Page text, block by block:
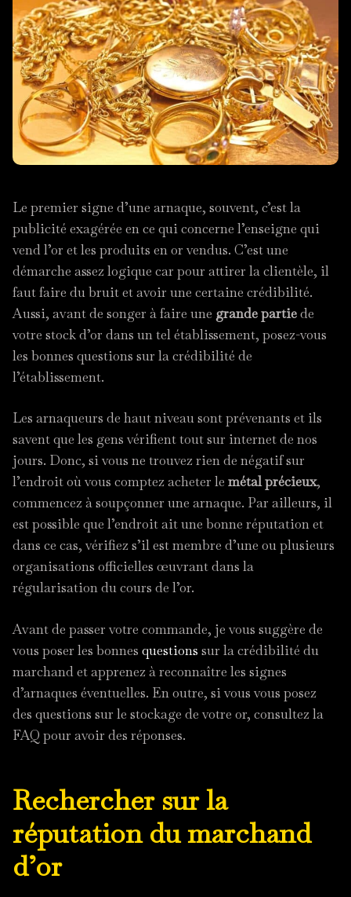
Le premier signe d’une arnaque, souvent, c’est la
publicité exagérée en ce qui concerne l’enseigne qui
vend l’or et les produits en or vendus. C’est une
démarche assez logique car pour attirer la clientèle, il
faut faire du bruit et avoir une certaine crédibilité.
Aussi, avant de songer à faire une grande partiede
votre stock d’or dans un tel établissement, posez-vous
les bonnes questions sur la crédibilité de
l’établissement.
Les arnaqueurs de haut niveau sont prévenants et ils
savent que les gens vérifient tout sur internet de nos
jours. Donc, si vous ne trouvez rien de négatif sur
l’endroit où vous comptez acheter le métal précieux,
commencez à soupçonner une arnaque. Par ailleurs, il
est possible que l’endroit ait une bonne réputation et
dans ce cas, vérifiez s’il est membre d’une ou plusieurs
organisations officielles œuvrant dans la
régularisation du cours de l’or.
Avant de passer votre commande, je vous suggère de
vous poser les bonnes questions sur la crédibilité du
marchand et apprenez à reconnaître les signes
d’arnaques éventuelles. En outre, si vous vous posez
des questions sur le stockage de votre or, consultez la
FAQ pour avoir des réponses.
Rechercher sur la
réputation du marchand
d’or